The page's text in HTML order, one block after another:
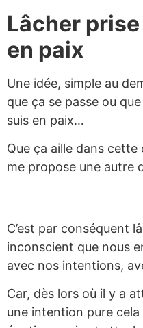
Lâcher
en paix
Une idée, simple au
que ça se passe ou
suis en paix…
Que ça aille dans
me propose une autre
C’est par conséquent
inconscient que nous
avec nos intentions,
Car, dès lors où il y a
une intention pure